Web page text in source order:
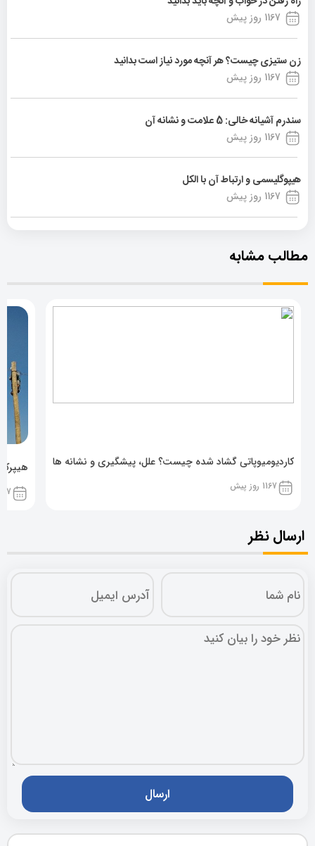
1167 روز پیش
زن ستیزی چیست؟ هر آنچه مورد نیاز است بدانید
1167 روز پیش
سندرم آشیانه خالی: 5 علامت و نشانه آن
1167 روز پیش
هیپوگلیسمی و ارتباط آن با الکل
1167 روز پیش
مطالب مشابه
کاردیومیوپاتی گشاد شده چیست؟ علل، پیشگیری و نشانه ها
1167 روز پیش 1167
ارسال نظر